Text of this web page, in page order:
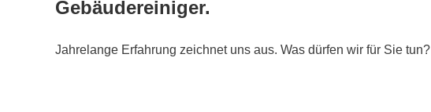
Gebäudereiniger.
Jahrelange Erfahrung zeichnet uns aus. Was dürfen wir für Sie tun?